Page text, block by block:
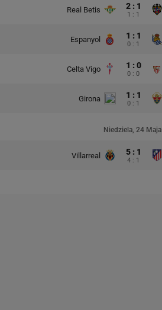
Real Betis 2 : 1
1 : 1
Espanyol 1 : 1
0 : 1
Celta Vigo 1 : 0
0 : 0
Girona 1 : 1
0 : 1
Niedziela, 24 Maja
Villarreal 5 : 1
4 : 1